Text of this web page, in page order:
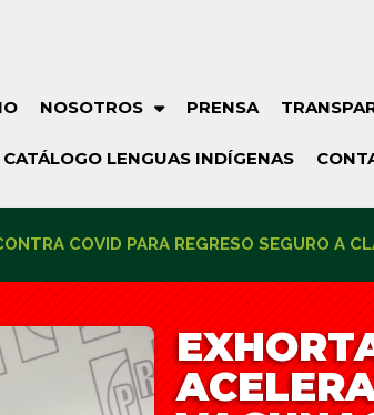
NOSOTROS PRENSA
CATÁLOGO LENGUAS INDÍGENAS
COVID PARA REGRESO SEGURO A